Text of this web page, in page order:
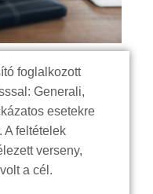
foglalkozott
Generali,
esetekre
A feltételek
verseny,
a cél.